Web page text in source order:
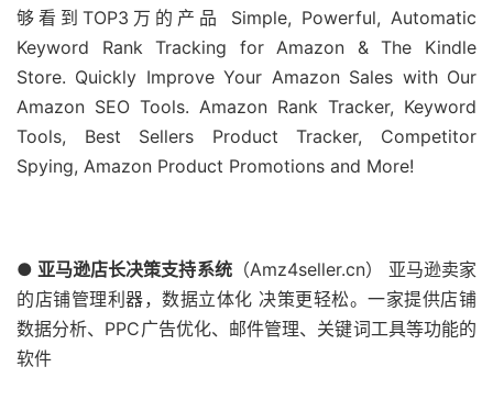
够看到TOP3万的产品 Simple, Powerful, Automatic
Keyword Rank Tracking for Amazon & The Kindle
Store. Quickly Improve Your Amazon Sales with Our
Amazon SEO Tools. Amazon Rank Tracker, Keyword
Tools, Best Sellers Product Tracker, Competitor
Spying, Amazon Product Promotions and More!
● 亚马逊店长决策支持系统（Amz4seller.cn） 亚马逊卖家
的店铺管理利器，数据立体化 决策更轻松。一家提供店铺
数据分析、PPC广告优化、邮件管理、关键词工具等功能的
软件